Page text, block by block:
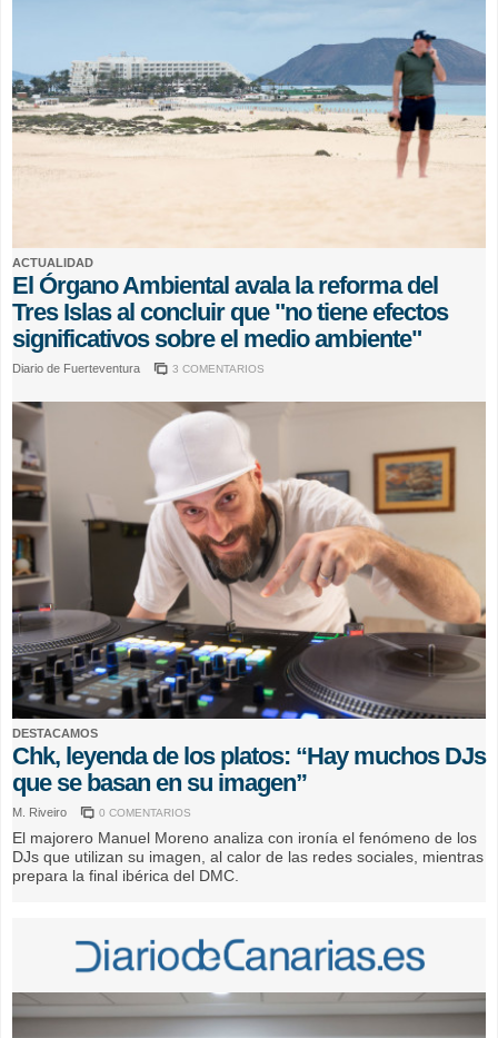
ACTUALIDAD
El Órgano Ambiental avala la reforma del
Tres Islas al concluir que "no tiene efectos
significativos sobre el medio ambiente"
Diario de Fuerteventura 3 COMENTARIOS
DESTACAMOS
Chk, leyenda de los platos: “Hay muchos DJs
que se basan en su imagen”
M. Riveiro 0 COMENTARIOS
El majorero Manuel Moreno analiza con ironía el fenómeno de los
DJs que utilizan su imagen, al calor de las redes sociales, mientras
prepara la final ibérica del DMC.